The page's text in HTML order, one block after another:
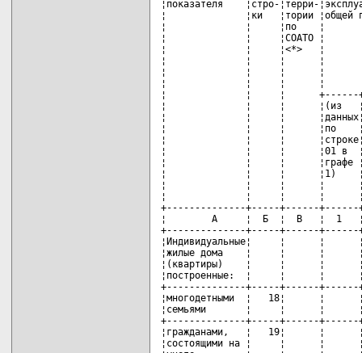
¦показателя    ¦стро-¦терри-
¦              ¦ки   ¦тории ¦общей
¦              ¦     ¦по    ¦
¦              ¦     ¦СОАТО ¦
¦              ¦     ¦<*>   ¦
¦              ¦     ¦      ¦
¦              ¦     ¦      ¦
¦              ¦     ¦      ¦
¦              ¦     ¦      +------
¦              ¦     ¦      ¦(из
¦              ¦     ¦
¦              ¦     ¦      ¦по    ¦по
¦              ¦     ¦
¦              ¦     ¦      ¦01 в  ¦01
¦              ¦     ¦      ¦графе
¦              ¦     ¦      ¦1)    ¦4)
¦              ¦     ¦      ¦
¦              ¦     ¦      ¦
+--------------+-----+------
¦        А     ¦  Б  ¦  В   ¦  1
+--------------+-----+------
¦Индивидуальные¦     ¦
¦жилые дома    ¦     ¦      ¦
¦(квартиры)    ¦     ¦      ¦
¦построенные:  ¦     ¦
+--------------+-----+------
¦многодетными  ¦   18¦
¦семьями       ¦     ¦      ¦
+--------------+-----+------
¦гражданами,   ¦   19¦
¦состоящими на ¦     ¦